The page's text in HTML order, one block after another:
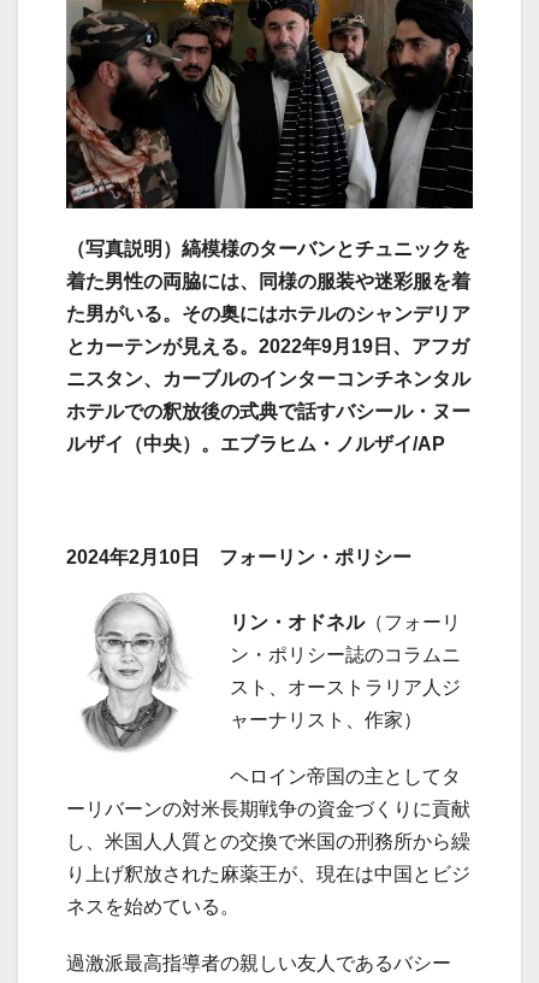
（写真説明）縞模様のターバンとチュニックを
着た男性の両脇には、同様の服装や迷彩服を着
た男がいる。その奥にはホテルのシャンデリア
とカーテンが見える。2022年9月19日、アフガ
ニスタン、カーブルのインターコンチネンタル
ホテルでの釈放後の式典で話すバシール・ヌー
ルザイ（中央）。エブラヒム・ノルザイ/AP
2024年2月10日 フォーリン・ポリシー
リン・オドネル（フォーリ
ン・ポリシー誌のコラムニ
スト、オーストラリア人ジ
ャーナリスト、作家）
ヘロイン帝国の主としてタ
ーリバーンの対米長期戦争の資金づくりに貢献
し、米国人人質との交換で米国の刑務所から繰
り上げ釈放された麻薬王が、現在は中国とビジ
ネスを始めている。
過激派最高指導者の親しい友人であるバシー